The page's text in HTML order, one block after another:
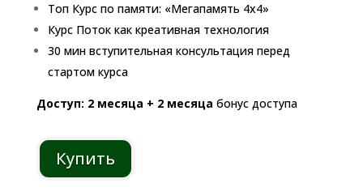
Топ Курс по памяти: «Мегапамять 4х4»
Курс Поток как креативная технология
30 мин вступительная консультация перед
стартом курса
Доступ: 2 месяца + 2 месяца бонус доступа
Купить